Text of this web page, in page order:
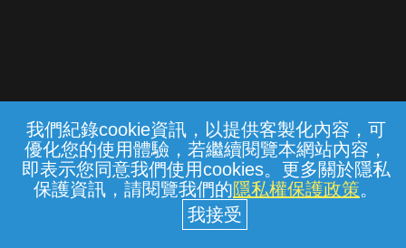
我們紀錄cookie資訊，以提供客製化內容，可
優化您的使用體驗，若繼續閱覽本網站內容，
即表示您同意我們使用cookies。更多關於隱私
保護資訊，請閱覽我們的隱私權保護政策。
常見問題 線上客服 服務條款 隱私權保護
中華電信股份有限公司個人家庭分公司
(統一編號：96979949) © 2026
{{notifyMsg}}